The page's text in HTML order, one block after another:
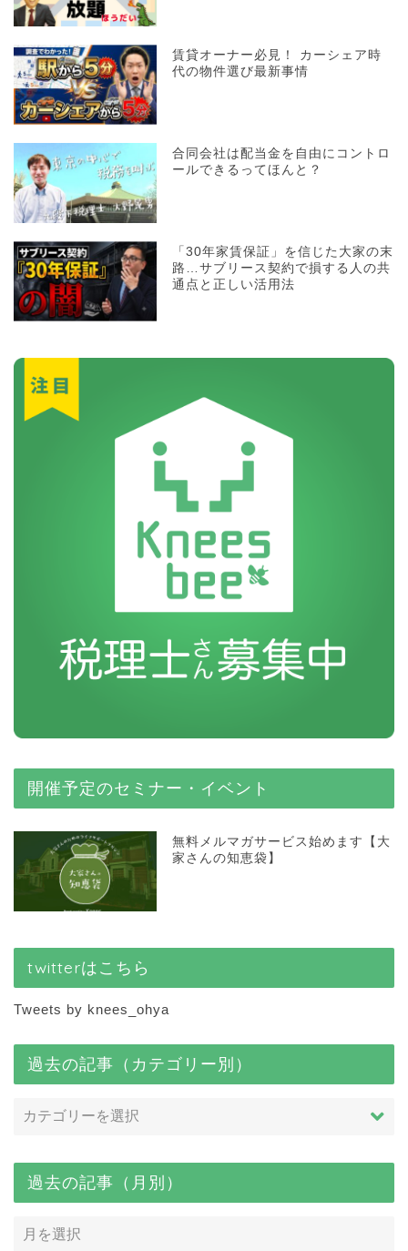
賃貸オーナー必見！ カーシェア時
代の物件選び最新事情
合同会社は配当金を自由にコントロ
ールできるってほんと？
「30年家賃保証」を信じた大家の末
路…サブリース契約で損する人の共
通点と正しい活用法
開催予定のセミナー・イベント
無料メルマガサービス始めます【大
家さんの知恵袋】
twitterはこちら
Tweets by knees_ohya
過去の記事（カテゴリー別）
過去の記事（月別）